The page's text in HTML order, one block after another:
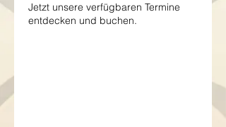
Jetzt unsere verfügbaren Termine
entdecken und buchen.